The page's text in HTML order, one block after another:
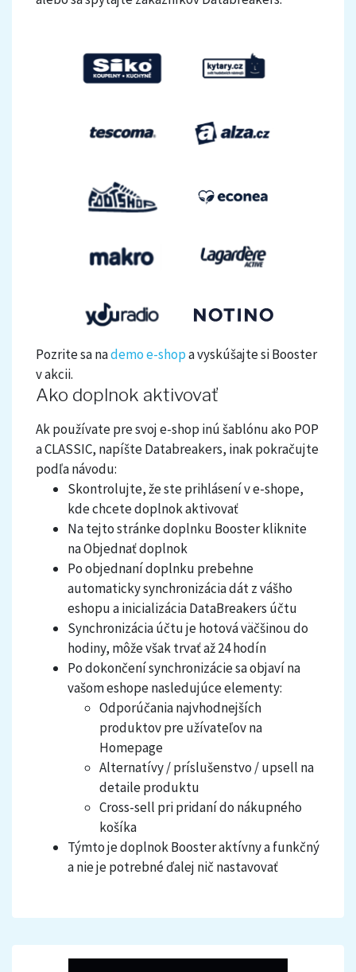
Pozrite sa nademo e-shopa vyskúšajte si Booster
v akcii.
Ako doplnok aktivovať
Ak používate pre svoj e-shop inú šablónu ako POP
a CLASSIC, napíšte Databreakers, inak pokračujte
podľa návodu:
Skontrolujte, že ste prihlásení v e-shope,
kde chcete doplnok aktivovať
Na tejto stránke doplnku Booster kliknite
na Objednať doplnok
Po objednaní doplnku prebehne
automaticky synchronizácia dát z vášho
eshopu a inicializácia DataBreakers účtu
Synchronizácia účtu je hotová väčšinou do
hodiny, môže však trvať až 24 hodín
Po dokončení synchronizácie sa objaví na
vašom eshope nasledujúce elementy:
Odporúčania najvhodnejších
produktov pre užívateľov na
Homepage
Alternatívy / príslušenstvo / upsell na
detaile produktu
Cross-sell pri pridaní do nákupného
košíka
Týmto je doplnok Booster aktívny a funkčný
a nie je potrebné ďalej nič nastavovať